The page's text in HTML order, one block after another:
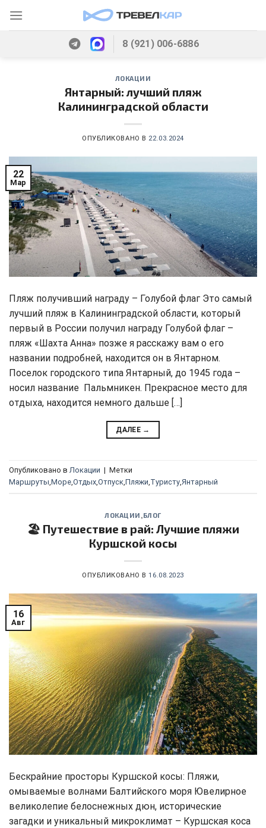
8 (921) 006-6886
ЛОКАЦИИ
Янтарный: лучший пляж
Калининградской области
ОПУБЛИКОВАНО В 22.03.2024
22
Мар
Пляж получивший награду – Голубой флаг Это самый
лучший пляж в Калининградской области, который
первый в России получил награду Голубой флаг –
пляж «Шахта Анна» позже я расскажу вам о его
названии подробней, находится он в Янтарном.
Поселок городского типа Янтарный, до 1945 года –
носил название Пальмникен. Прекрасное место для
отдыха, находится немного дальше […]
ДАЛЕЕ →
Опубликовано в Локации | Метки
Маршруты,Море,Отдых,Отпуск,Пляжи,Туристу,Янтарный
ЛОКАЦИИ , БЛОГ
🏖️ Путешествие в рай: Лучшие пляжи
Куршской косы
ОПУБЛИКОВАНО В16.08.2023
16
Авг
Бескрайние просторы Куршской косы: Пляжи,
омываемые волнами Балтийского моря Ювелирное
великолепие белоснежных дюн, исторические
загадки и уникальный микроклимат – Куршская коса